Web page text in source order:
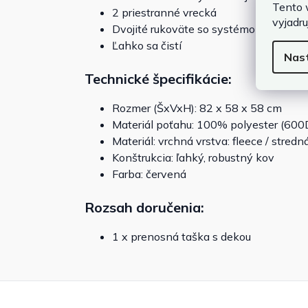
Tento
2 priestranné vrecká
Dvojité rukoväte so systémom
Ľahko sa čistí
Technické špecifikácie:
Rozmer (ŠxVxH): 82 x 58 x 58 cm
Materiál poťahu: 100% polyester
Materiál: vrchná vrstva: fleece /
Konštrukcia: ľahký, robustný kov
Farba: červená
Rozsah doručenia:
1 x prenosná taška s dekou